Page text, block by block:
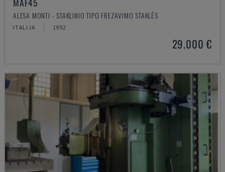
ALESA MONTI - STAKLINIO TIPO FREZAVIMO STAKLĖS
ITALIJA 1992
29.000 €